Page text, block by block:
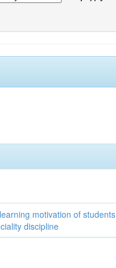
motivation of students
discipline